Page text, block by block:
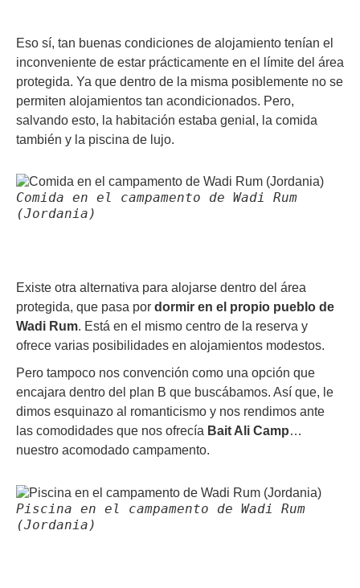
Eso sí, tan buenas condiciones de alojamiento tenían el
inconveniente de estar prácticamente en el límite del área
protegida. Ya que dentro de la misma posiblemente no se
permiten alojamientos tan acondicionados. Pero,
salvando esto, la habitación estaba genial, la comida
también y la piscina de lujo.
Comida en el campamento de Wadi Rum
(Jordania)
Existe otra alternativa para alojarse dentro del área
protegida, que pasa por dormir en el propio pueblo de
Wadi Rum. Está en el mismo centro de la reserva y
ofrece varias posibilidades en alojamientos modestos.
Pero tampoco nos convención como una opción que
encajara dentro del plan B que buscábamos. Así que, le
dimos esquinazo al romanticismo y nos rendimos ante
las comodidades que nos ofrecía Bait Ali Camp…
nuestro acomodado campamento.
Piscina en el campamento de Wadi Rum
(Jordania)